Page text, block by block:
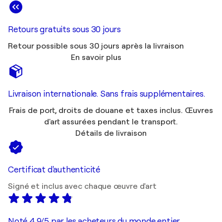
Retours gratuits sous 30 jours
Retour possible sous 30 jours après la livraison
En savoir plus
Livraison internationale. Sans frais supplémentaires.
Frais de port, droits de douane et taxes inclus. Œuvres
d'art assurées pendant le transport.
Détails de livraison
Certificat d'authenticité
Signé et inclus avec chaque œuvre d'art